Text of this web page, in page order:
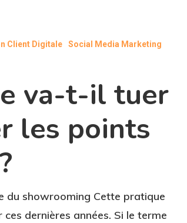
Client Digitale Social Media Marketing
va-t-il tuer
les points
du showrooming Cette pratique
dernières années. Si le terme